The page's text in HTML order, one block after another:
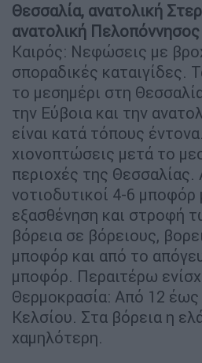
Θεσσαλία, ανατολική
ανατολική Πελοπόννησος
Καιρός: Νεφώσεις με
σποραδικές καταιγίδες.
το μεσημέρι στη
την Εύβοια και την
είναι κατά τόπους
χιονοπτώσεις μετά το
περιοχές της Θεσσαλίας.
νοτιοδυτικοί 4-6 μποφόρ
εξασθένηση και στροφή
βόρεια σε βόρειους,
μποφόρ και από το
μποφόρ. Περαιτέρω
Θερμοκρασία: Από 12
Κελσίου. Στα βόρεια η
χαμηλότερη.